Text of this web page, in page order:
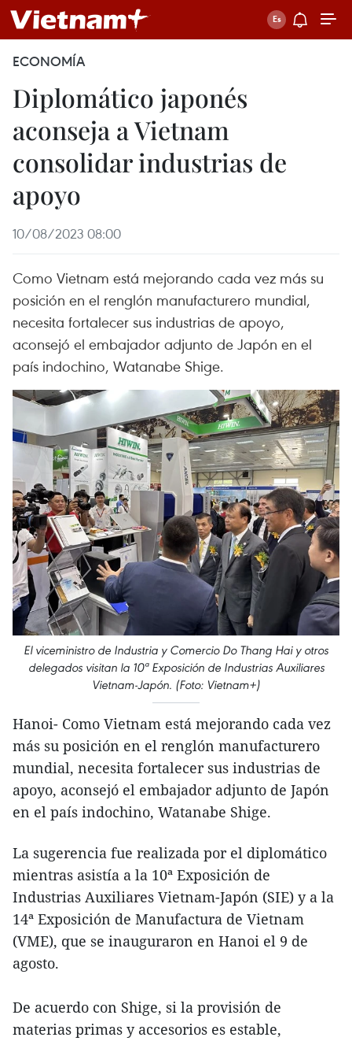
ECONOMÍA
Diplomático japonés
aconseja a Vietnam
consolidar industrias de
apoyo
10/08/2023 08:00
Como Vietnam está mejorando cada vez más su
posición en el renglón manufacturero mundial,
necesita fortalecer sus industrias de apoyo,
aconsejó el embajador adjunto de Japón en el
país indochino, Watanabe Shige.
El viceministro de Industria y Comercio Do Thang Hai y otros
delegados visitan la 10ª Exposición de Industrias Auxiliares
Vietnam-Japón. (Foto: Vietnam+)
Hanoi- Como Vietnam está mejorando cada vez
más su posición en el renglón manufacturero
mundial, necesita fortalecer sus industrias de
apoyo, aconsejó el embajador adjunto de Japón
en el país indochino, Watanabe Shige.
La sugerencia fue realizada por el diplomático
mientras asistía a la 10ª Exposición de
Industrias Auxiliares Vietnam-Japón (SIE) y a la
14ª Exposición de Manufactura de Vietnam
(VME), que se inauguraron en Hanoi el 9 de
agosto.
De acuerdo con Shige, si la provisión de
materias primas y accesorios es estable,